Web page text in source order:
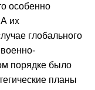
особенно
их
глобального
порядке было
планы